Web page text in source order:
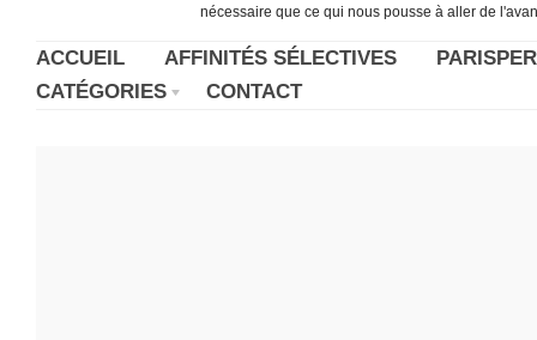
nécessaire que ce qui nous pousse à aller de
ACCUEIL AFFINITÉS SÉLECTIVES
CATÉGORIES
CONTACT